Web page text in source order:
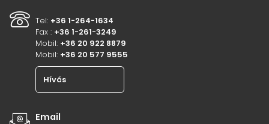
Tel: +36 1-264-1634
Fax : +36 1-261-3249
Mobil: +36 20 922 8879
Mobil: +36 20 577 9555
Hívás
Email